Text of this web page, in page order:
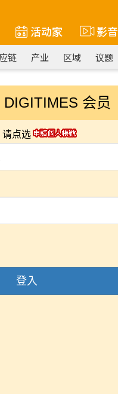
活动家 影音
链 产业 区域 议题
会员
点选
登入